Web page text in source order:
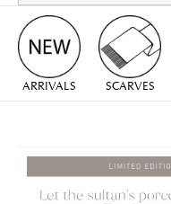
ARRIVALS SCARVES